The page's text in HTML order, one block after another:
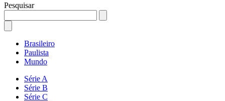
Pesquisar
Brasileiro
Paulista
Mundo
Série A
Série B
Série C